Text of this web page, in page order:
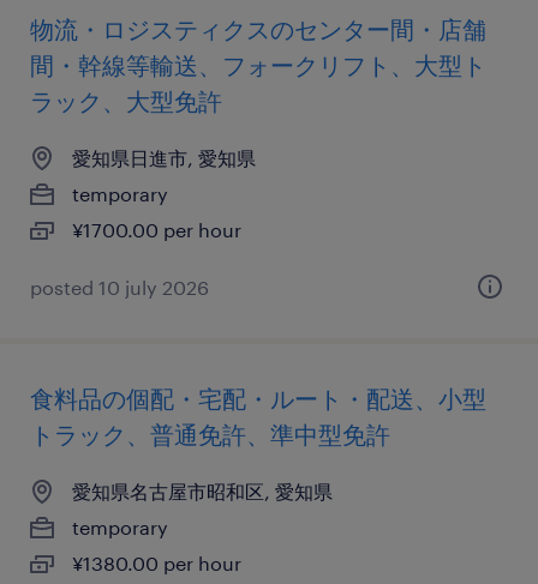
物流・ロジスティクスのセンター間・店舗
間・幹線等輸送、フォークリフト、大型ト
ラック、大型免許
愛知県日進市, 愛知県
temporary
¥1700.00 per hour
posted 10 july 2026
食料品の個配・宅配・ルート・配送、小型
トラック、普通免許、準中型免許
愛知県名古屋市昭和区, 愛知県
temporary
¥1380.00 per hour